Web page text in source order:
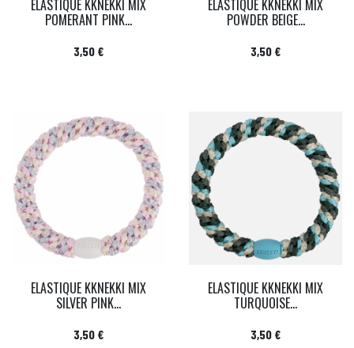
ELASTIQUE KKNEKKI MIX
POMERANT PINK...
Prix
3,50 €
ELASTIQUE KKNEKKI MIX
POWDER BEIGE...
Prix
3,50 €
ELASTIQUE KKNEKKI MIX
SILVER PINK...
Prix
3,50 €
ELASTIQUE KKNEKKI MIX
TURQUOISE...
Prix
3,50 €